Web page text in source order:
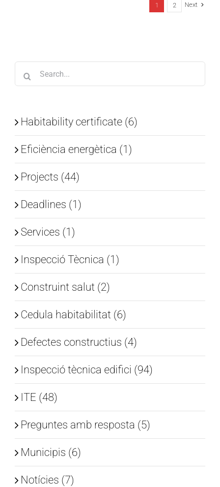
1 2 Next
Search
for:
Habitability certificate (6)
Eficiència energètica (1)
Projects (44)
Deadlines (1)
Services (1)
Inspecció Tècnica (1)
Construint salut (2)
Cedula habitabilitat (6)
Defectes constructius (4)
Inspecció tècnica edifici (94)
ITE (48)
Preguntes amb resposta (5)
Municipis (6)
Notícies (7)